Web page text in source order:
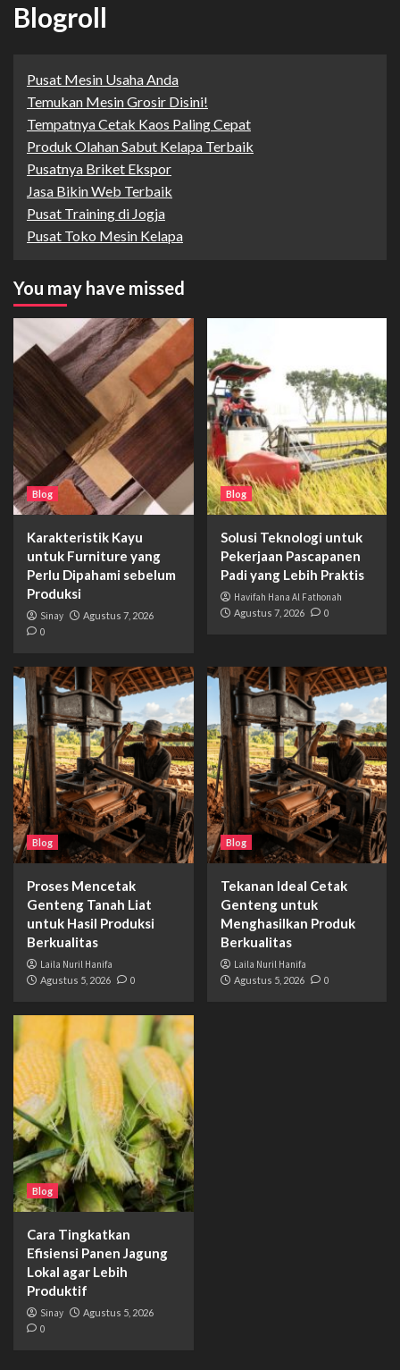
Blogroll
Pusat Mesin Usaha Anda
Temukan Mesin Grosir Disini!
Tempatnya Cetak Kaos Paling Cepat
Produk Olahan Sabut Kelapa Terbaik
Pusatnya Briket Ekspor
Jasa Bikin Web Terbaik
Pusat Training di Jogja
Pusat Toko Mesin Kelapa
You may have missed
Blog
Karakteristik Kayu
untuk Furniture yang
Perlu Dipahami sebelum
Produksi
Sinay Agustus 7, 2026
0
Blog
Solusi Teknologi untuk
Pekerjaan Pascapanen
Padi yang Lebih Praktis
Havifah Hana Al Fathonah
Agustus 7, 2026 0
Blog
Proses Mencetak
Genteng Tanah Liat
untuk Hasil Produksi
Berkualitas
Laila Nuril Hanifa
Agustus 5, 2026 0
Blog
Tekanan Ideal Cetak
Genteng untuk
Menghasilkan Produk
Berkualitas
Laila Nuril Hanifa
Agustus 5, 2026 0
Blog
Cara Tingkatkan
Efisiensi Panen Jagung
Lokal agar Lebih
Produktif
Sinay Agustus 5, 2026
0